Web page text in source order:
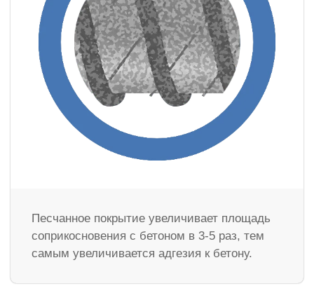
Песчанное покрытие увеличивает площадь
соприкосновения с бетоном в 3-5 раз, тем
самым увеличивается адгезия к бетону.